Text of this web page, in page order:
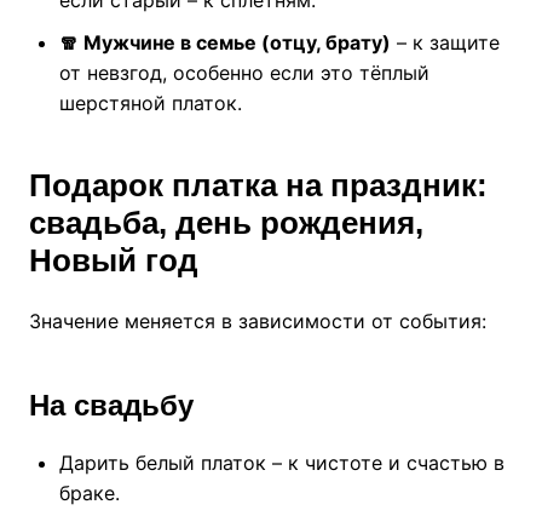
🧣 Мужчине в семье (отцу, брату) – к защите
от невзгод, особенно если это тёплый
шерстяной платок.
Подарок платка на праздник:
свадьба, день рождения,
Новый год
Значение меняется в зависимости от события:
На свадьбу
Дарить белый платок – к чистоте и счастью в
браке.